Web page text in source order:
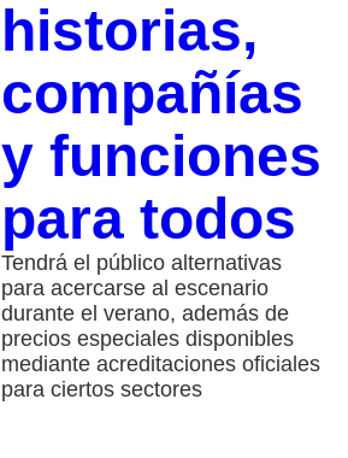
historias,
compañías
y funciones
para todos
Tendrá el público alternativas
para acercarse al escenario
durante el verano, además de
precios especiales disponibles
mediante acreditaciones oficiales
para ciertos sectores